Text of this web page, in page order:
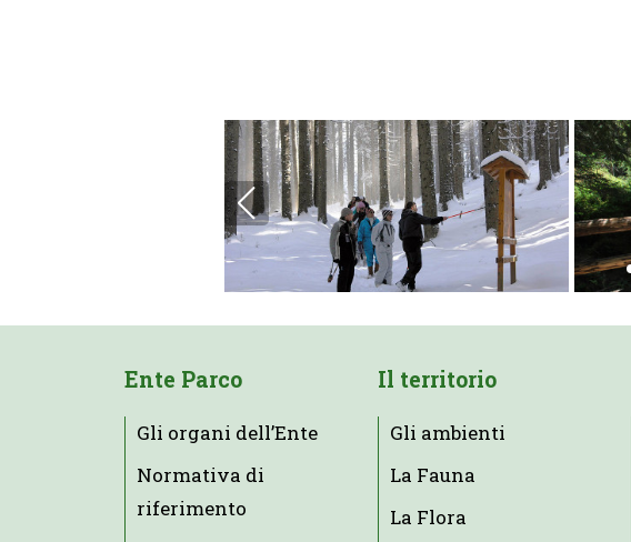
Ente Parco
Gli organi dell’Ente
Normativa di
riferimento
Il territorio
Gli ambienti
La Fauna
La Flora